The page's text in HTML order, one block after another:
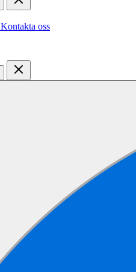
Kontakta oss